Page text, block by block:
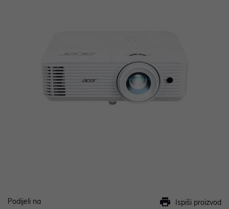
Podijeli na Ispiši proizvod